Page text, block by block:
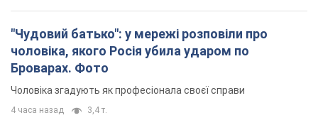
"Чудовий батько": у мережі розповіли про
чоловіка, якого Росія убила ударом по
Броварах. Фото
Чоловіка згадують як професіонала своєї справи
4 часа назад 3,4 т.